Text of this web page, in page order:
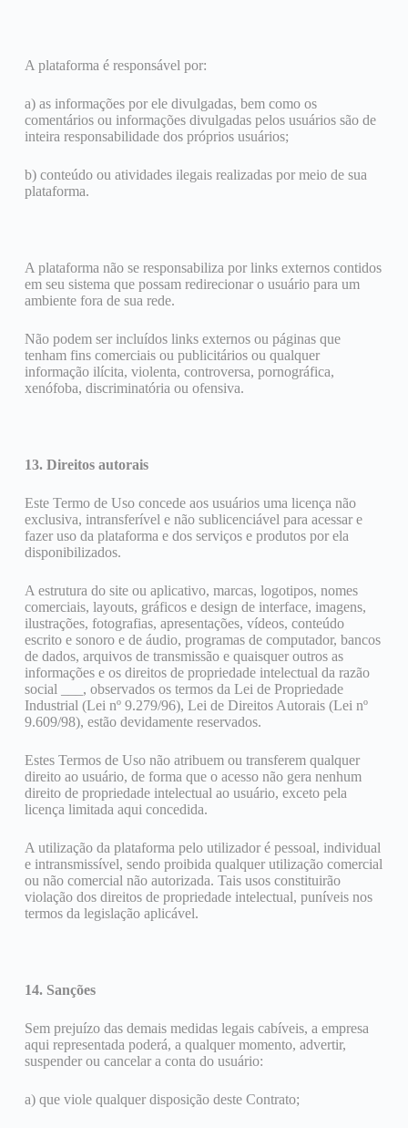
A plataforma é responsável por:
a) as informações por ele divulgadas, bem como os
comentários ou informações divulgadas pelos usuários são de
inteira responsabilidade dos próprios usuários;
b) conteúdo ou atividades ilegais realizadas por meio de sua
plataforma.
A plataforma não se responsabiliza por links externos contidos
em seu sistema que possam redirecionar o usuário para um
ambiente fora de sua rede.
Não podem ser incluídos links externos ou páginas que
tenham fins comerciais ou publicitários ou qualquer
informação ilícita, violenta, controversa, pornográfica,
xenófoba, discriminatória ou ofensiva.
13. Direitos autorais
Este Termo de Uso concede aos usuários uma licença não
exclusiva, intransferível e não sublicenciável para acessar e
fazer uso da plataforma e dos serviços e produtos por ela
disponibilizados.
A estrutura do site ou aplicativo, marcas, logotipos, nomes
comerciais, layouts, gráficos e design de interface, imagens,
ilustrações, fotografias, apresentações, vídeos, conteúdo
escrito e sonoro e de áudio, programas de computador, bancos
de dados, arquivos de transmissão e quaisquer outros as
informações e os direitos de propriedade intelectual da razão
social ___, observados os termos da Lei de Propriedade
Industrial (Lei nº 9.279/96), Lei de Direitos Autorais (Lei nº
9.609/98), estão devidamente reservados.
Estes Termos de Uso não atribuem ou transferem qualquer
direito ao usuário, de forma que o acesso não gera nenhum
direito de propriedade intelectual ao usuário, exceto pela
licença limitada aqui concedida.
A utilização da plataforma pelo utilizador é pessoal, individual
e intransmissível, sendo proibida qualquer utilização comercial
ou não comercial não autorizada. Tais usos constituirão
violação dos direitos de propriedade intelectual, puníveis nos
termos da legislação aplicável.
14. Sanções
Sem prejuízo das demais medidas legais cabíveis, a empresa
aqui representada poderá, a qualquer momento, advertir,
suspender ou cancelar a conta do usuário:
a) que viole qualquer disposição deste Contrato;